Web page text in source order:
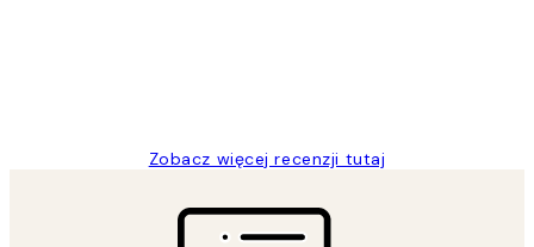
Zobacz więcej recenzji tutaj